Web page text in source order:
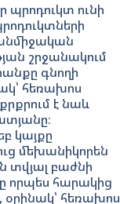
պրոդուկտ ունի
շրջանակում
գնողի
հեռախոս
է նաև
կայքը
մեխանիկորեն
տվյալ բաժնի
որպես հարակից
օրինակ՝ հեռախոս